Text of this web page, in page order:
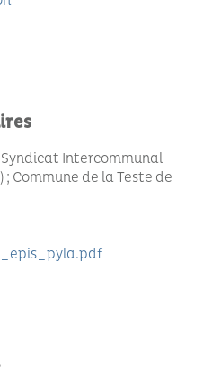
Syndicat Intercommunal
; Commune de la Teste de